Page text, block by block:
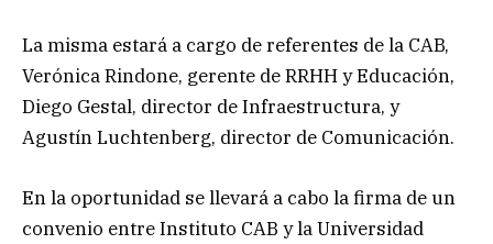
La misma estará a cargo de referentes de la CAB,
Verónica Rindone, gerente de RRHH y Educación,
Diego Gestal, director de Infraestructura, y
Agustín Luchtenberg, director de Comunicación.
En la oportunidad se llevará a cabo la firma de un
convenio entre Instituto CAB y la Universidad